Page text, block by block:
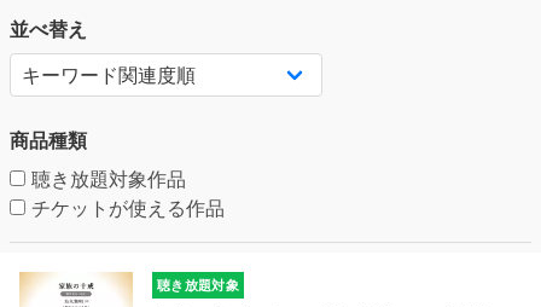
並べ替え
商品種類
聴き放題対象作品
チケットが使える作品
聴き放題対象